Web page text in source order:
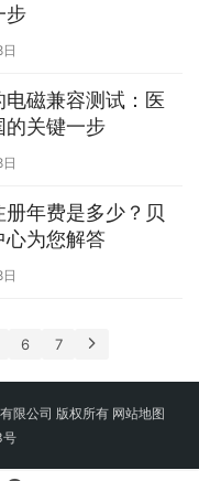
步
磁兼容测试：医
的关键一步
年费是多少？贝
心为您解答
6 7
限公司 版权所有 网站地图